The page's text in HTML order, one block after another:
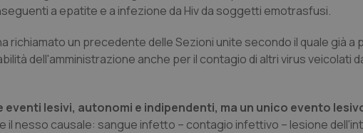
a epatite e a infezione da Hiv da soggetti emotrasfusi.
richiamato un precedente delle Sezioni unite secondo il quale già a
dell'amministrazione anche per il contagio di altri virus veicolati
lesivi, autonomi e indipendenti, ma un unico evento
il nesso causale: sangue infetto – contagio infettivo – lesione